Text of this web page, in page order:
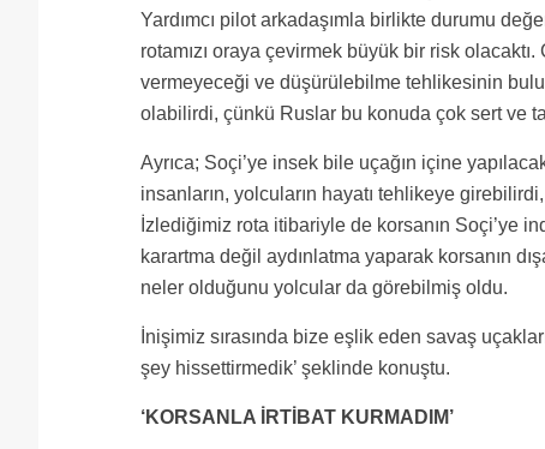
Yardımcı pilot arkadaşımla birlikte durumu
rotamızı oraya çevirmek büyük bir risk
vermeyeceği ve düşürülebilme tehlikesinin
olabilirdi, çünkü Ruslar bu konuda çok sert ve
Ayrıca; Soçi’ye insek bile uçağın içine
insanların, yolcuların hayatı tehlikeye
İzlediğimiz rota itibariyle de korsanın Soçi’ye
karartma değil aydınlatma yaparak korsanın
neler olduğunu yolcular da görebilmiş oldu.
İnişimiz sırasında bize eşlik eden savaş
şey hissettirmedik’ şeklinde konuştu.
‘KORSANLA İRTİBAT KURMADIM’